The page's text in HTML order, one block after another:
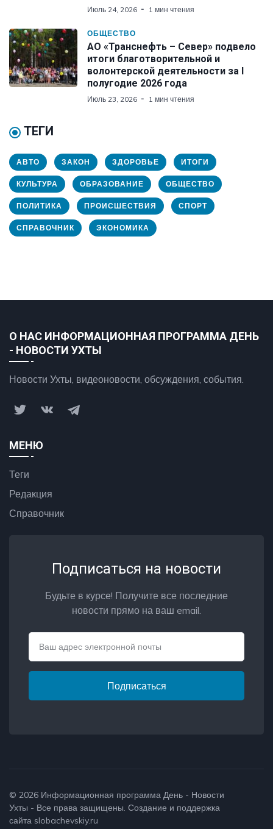
Июль 24, 2026 1 мин чтения
ОБЩЕСТВО
АО «Транснефть – Север» подвело
итоги благотворительной и
волонтерской деятельности за I
полугодие 2026 года
Июль 23, 2026 1 мин чтения
ТЕГИ
АВТО ЗАКОН ЗДОРОВЬЕ ИТОГИ
КУЛЬТУРА ОБРАЗОВАНИЕ ОБЩЕСТВО
ПОЛИТИКА ПРОИСШЕСТВИЯ СПОРТ
СПРАВОЧНИК ЭКОНОМИКА
О НАС ИНФОРМАЦИОННАЯ ПРОГРАММА ДЕНЬ
- НОВОСТИ УХТЫ
Новости Ухты, видеоновости, обсуждения, события.
МЕНЮ
Теги
Редакция
Справочник
Подписаться на новости
Будьте в курсе! Получите все последние
новости прямо на ваш email.
Подписаться
© 2026 Информационная программа День - Новости
Ухты - Все права защищены. Создание и поддержка
сайта slobachevskiy.ru